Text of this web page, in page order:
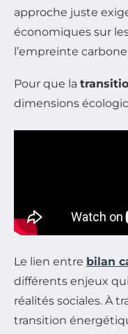
approche juste
économiques sur
l’empreinte
Pour que la
dimensions
Le lien entre bilan
différents enjeux
réalités sociales. À
transition